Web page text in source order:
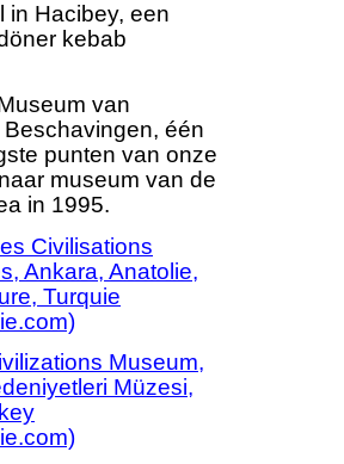
in Hacibey, een
kebab
van
één
punten van onze
museum van de
in 1995.
Civilisations
Ankara, Anatolie,
Turquie
Museum,
Müzesi,